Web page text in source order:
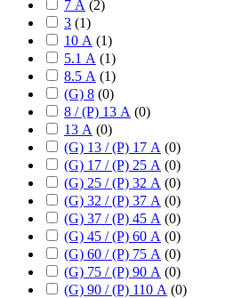
7 А (2)
3 (1)
10 А (1)
5.1 А (1)
8.5 А (1)
(G) 8 (0)
8 / (P) 13 А (0)
13 А (0)
(G) 13 / (P) 17 А (0)
(G) 17 / (P) 25 А (0)
(G) 25 / (P) 32 А (0)
(G) 32 / (P) 37 А (0)
(G) 37 / (P) 45 А (0)
(G) 45 / (P) 60 А (0)
(G) 60 / (P) 75 А (0)
(G) 75 / (P) 90 А (0)
(G) 90 / (P) 110 А (0)